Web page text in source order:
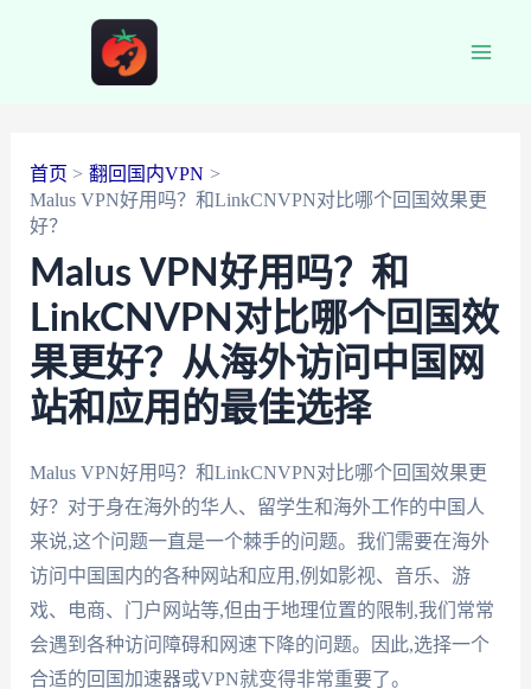
首页
翻回国内VPN
Malus VPN好用吗？和LinkCNVPN对比哪个回国效果更
好？
Malus VPN好用吗？和
LinkCNVPN对比哪个回国效
果更好？从海外访问中国网
站和应用的最佳选择
Malus VPN好用吗？和LinkCNVPN对比哪个回国效果更
好？对于身在海外的华人、留学生和海外工作的中国人
来说,这个问题一直是一个棘手的问题。我们需要在海外
访问中国国内的各种网站和应用,例如影视、音乐、游
戏、电商、门户网站等,但由于地理位置的限制,我们常常
会遇到各种访问障碍和网速下降的问题。因此,选择一个
合适的回国加速器或VPN就变得非常重要了。